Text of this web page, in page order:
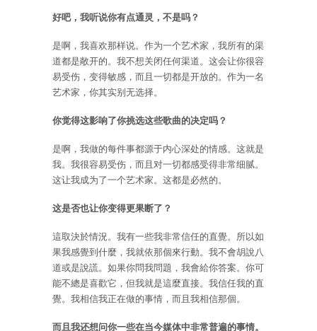
好吧，我听说你有点通灵，不是吗？
是啊，我喜欢那样说。作为一个艺术家，我所有的渠
道都是敞开的。我不想关闭任何渠道。这会让你很容
易受伤，变得敏感，而且一切都是开放的。作为一名
艺术家，你其实别无选择。
你觉得这影响了你挑选这些歌曲的决定吗？
是啊，我做的每件事都源于内心深处的情感。这就是
我。我很容易受伤，而且对一切都感受得非常细腻。
这让我成为了一个艺术家。这都是必然的。
这是否也让你变得更果断了？
這取決於情況。我有一些我非常信任的直覺。所以如
果我感覺到什麼，我就依那個來行動。我不會胡說八
道或是說謊。如果你問我問題，我會給你答案。你可
能不總是喜歡它，但我就是這麼直接。我信任我的直
覺。我相信我正在做的事情，而且我相信那個。
而且我还想问你一些在当今媒体中非常普遍的事情。